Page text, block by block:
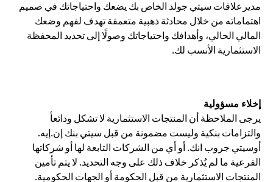
مديرعلاقات سيتي جولد الخاص بك يضعك واحتياجاتك في صميم
اهتماماته من خلال محادثة ذهبية متعمقة تهدف لفهم وضعك
المالي الحالي، وأهدافك واحتياجاتك وصولًا إلى تحديد المحفظة
الاستثمارية الأنسب لك.
إخلاء مسؤولية
يرجى الملاحظة أن المنتجات الاستثمارية لا تشكل ودائعأ
والتزامات بنكية وليست مضمونة من قبل سيتي بنك إن.إيه.
أوسيتي جروب انك. أو أي من الشركات التابعة لها أو شركاتها
الفرعية ما لم يُذكر خلاف ذلك على وجه التحديد. لا يتم تأمين
المنتجات الاستثمارية من قبل الحكومة أو الجهات الحكومية.